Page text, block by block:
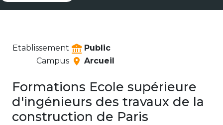
Etablissement
Public
Campus
Arcueil
Formations Ecole supérieure
d'ingénieurs des travaux de la
construction de Paris